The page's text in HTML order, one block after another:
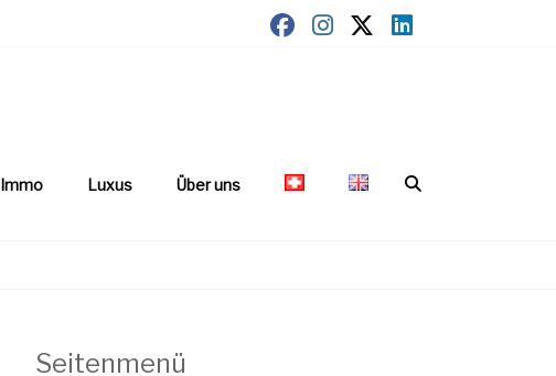
Immo Luxus Über uns
Seitenmenü